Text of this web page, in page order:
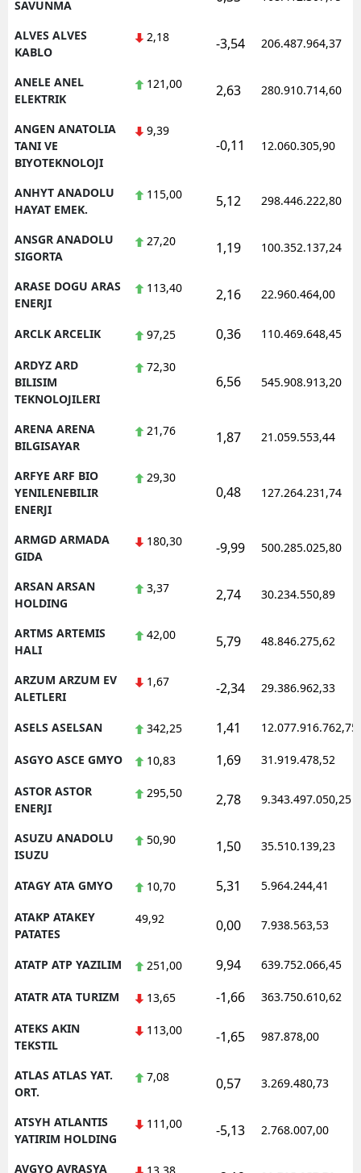
Kilis
SAVUNMA
ALVES ALVES
KABLO
2,18 -3,54 206.487.964,37
ANELE ANEL
ELEKTRIK
121,00 2,63 280.910.714,60
ANGEN ANATOLIA
TANI VE
BIYOTEKNOLOJI
9,39
-0,11 12.060.305,90
ANHYT ANADOLU
HAYAT EMEK.
115,00 5,12 298.446.222,80
ANSGR ANADOLU
SIGORTA
27,20 1,19 100.352.137,24
ARASE DOGU ARAS
ENERJI
113,40 2,16 22.960.464,00
ARCLK ARCELIK 97,25 0,36 110.469.648,45
ARDYZ ARD
BILISIM
TEKNOLOJILERI
72,30
6,56 545.908.913,20
ARENA ARENA
BILGISAYAR
21,76 1,87 21.059.553,44
ARFYE ARF BIO
YENILENEBILIR
ENERJI
29,30
0,48 127.264.231,74
ARMGD ARMADA
GIDA
180,30 -9,99 500.285.025,80
ARSAN ARSAN
HOLDING
3,37 2,74 30.234.550,89
ARTMS ARTEMIS
HALI
42,00 5,79 48.846.275,62
ARZUM ARZUM EV
ALETLERI
1,67 -2,34 29.386.962,33
ASELS ASELSAN 342,25 1,41 12.077.916.762,75
ASGYO ASCE GMYO 10,83 1,69 31.919.478,52
ASTOR ASTOR
ENERJI
295,50 2,78 9.343.497.050,25
ASUZU ANADOLU
ISUZU
50,90 1,50 35.510.139,23
ATAGY ATA GMYO 10,70 5,31 5.964.244,41
ATAKP ATAKEY
PATATES
49,92 0,00 7.938.563,53
ATATP ATP YAZILIM 251,00 9,94 639.752.066,45
ATATR ATA TURIZM 13,65 -1,66 363.750.610,62
ATEKS AKIN
TEKSTIL
113,00 -1,65 987.878,00
ATLAS ATLAS YAT.
ORT.
7,08 0,57 3.269.480,73
ATSYH ATLANTIS
YATIRIM HOLDING
111,00 -5,13 2.768.007,00
AVGYO AVRASYA